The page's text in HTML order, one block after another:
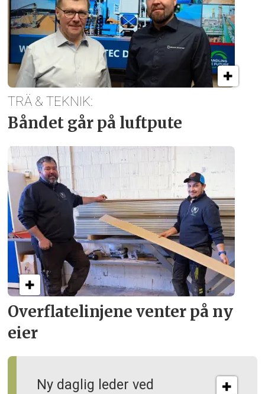
Overflate­linjene venter på ny
eier
Ny daglig leder ved
TRÄ & TEKNIK:
Båndet går på luftpute